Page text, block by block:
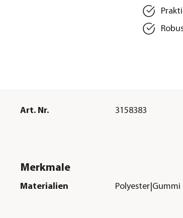
Art. Nr. 3158383
Merkmale
Materialien Polyester|Gummi